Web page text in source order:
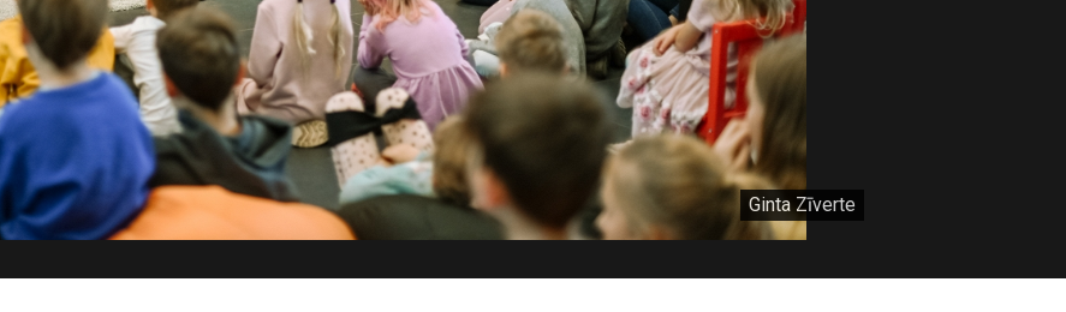
Ginta Zīverte